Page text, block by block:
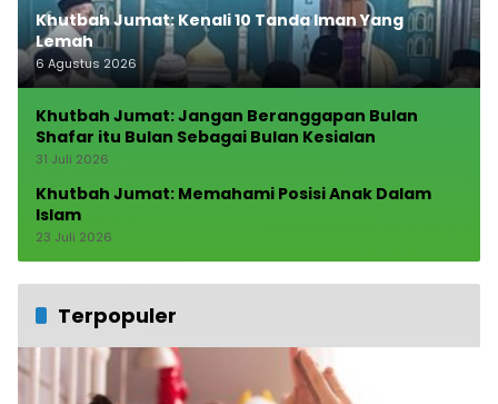
Khutbah Jumat: Kenali 10 Tanda Iman Yang
Lemah
6 Agustus 2026
Khutbah Jumat: Jangan Beranggapan Bulan
Shafar itu Bulan Sebagai Bulan Kesialan
31 Juli 2026
Khutbah Jumat: Memahami Posisi Anak Dalam
Islam
23 Juli 2026
Terpopuler